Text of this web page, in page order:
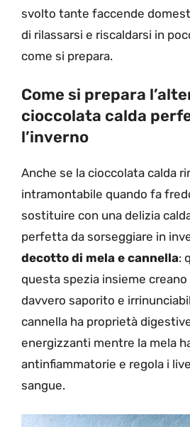
svolto tante faccende
di rilassarsi e riscaldarsi in
come si prepara.
Come si prepara
cioccolata calda
l’inverno
Anche se la cioccolata calda
intramontabile quando fa
sostituire con una delizia
perfetta da sorseggiare in
decotto di mela e cannella:
questa spezia insieme
davvero saporito e
cannella ha proprietà
energizzanti mentre la mela
antinfiammatorie e regola i
sangue.